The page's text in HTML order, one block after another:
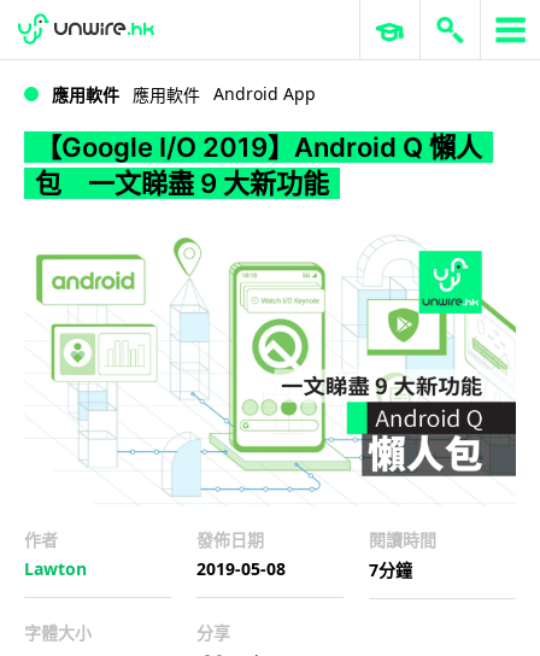
WWDC 2026 ERP 與商業 AI
應用軟件 應用軟件 Android App
【Google I/O 2019】Android Q 懶人
包 一文睇盡 9 大新功能
作者
Lawton
發佈日期
2019-05-08
閱讀時間
7分鐘
字體大小 分享